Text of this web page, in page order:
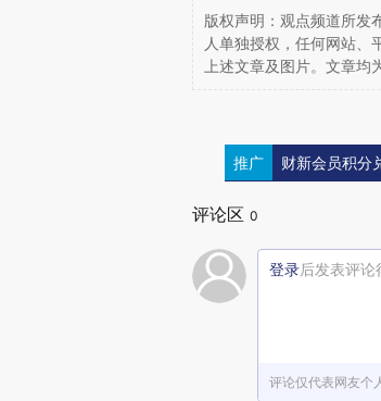
版权声明：观点频道所发
人单独授权，任何网站、
上述文章及图片。文章均
推广 财新会员积分
评论区 0
登录后发表评论
评论仅代表网友个